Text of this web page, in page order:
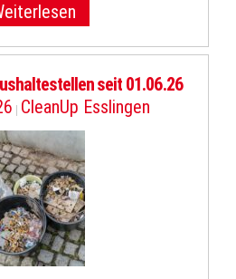
seit 01.06.26
| CleanUp Esslingen